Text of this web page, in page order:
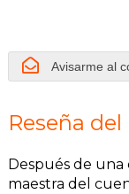
Avisarme al
Reseña
Después de una
maestra del